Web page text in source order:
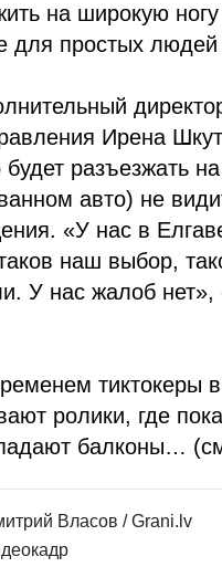
на широкую ногу
для простых
Ирена
будет разъезжать на
авто) не
«У нас в
наш выбор,
У нас жалоб нет»,
тиктокеры
ролики, где
балконы…
Власов / Grani.lv